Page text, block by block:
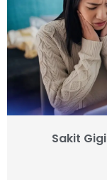
Sakit